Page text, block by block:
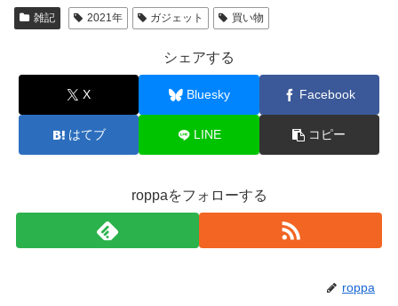
雑記 2021年 ガジェット 買い物
シェアする
X Bluesky Facebook
はてブ LINE コピー
roppaをフォローする
roppa